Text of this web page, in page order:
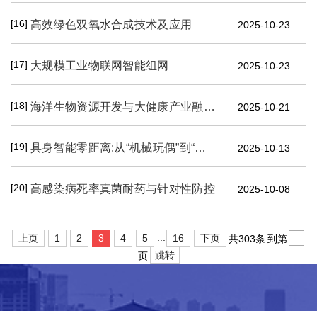
[16] 高效绿色双氧水合成技术及应用 2025-10-23
[17] 大规模工业物联网智能组网 2025-10-23
[18] 海洋生物资源开发与大健康产业融合创新 2025-10-21
[19] 具身智能零距离:从“机械玩偶”到“智能伙伴” 2025-10-13
[20] 高感染病死率真菌耐药与针对性防控 2025-10-08
上页 1 2 3 4 5 16 下页 共303条 到第
页
跳转